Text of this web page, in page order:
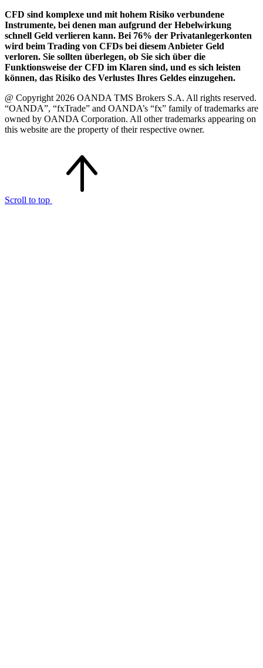
CFD sind komplexe und mit hohem Risiko verbundene
Instrumente, bei denen man aufgrund der Hebelwirkung
schnell Geld verlieren kann. Bei 76% der Privatanlegerkonten
wird beim Trading von CFDs bei diesem Anbieter Geld
verloren. Sie sollten überlegen, ob Sie sich über die
Funktionsweise der CFD im Klaren sind, und es sich leisten
können, das Risiko des Verlustes Ihres Geldes einzugehen.
@ Copyright 2026 OANDA TMS Brokers S.A. All rights reserved.
“OANDA”, “fxTrade” and OANDA’s “fx” family of trademarks are
owned by OANDA Corporation. All other trademarks appearing on
this website are the property of their respective owner.
Scroll to top